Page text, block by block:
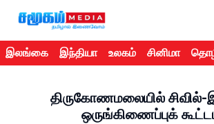
இலங்கை இந்தியா உலகம் சினிமா
திருகோணமலையில் சிவில்-
ஒருங்கிணைப்புக்